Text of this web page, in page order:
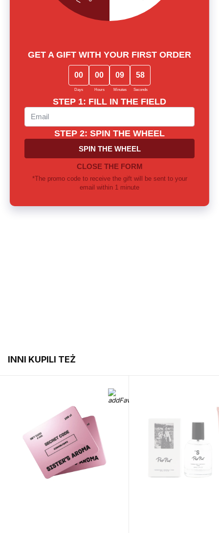
together
Our experts will provide thorough consultation and help you
find the perfect fragrance for yourself or as a gift
Call us or write to our Telegram
0 800 310 418
Mon-Sun from 10.00 to 21.00
INNI KUPILI TEŻ